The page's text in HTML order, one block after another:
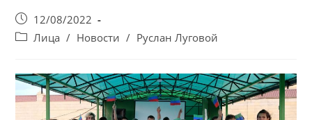
Запись
опубликована:
12/08/2022
PostЛица / Новости / Руслан Луговой